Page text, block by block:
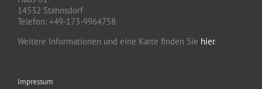
14532 Stahnsdorf
Telefon: +49-173-9964758
Weitere Informationen und eine Karte finden Sie hier.
Impressum